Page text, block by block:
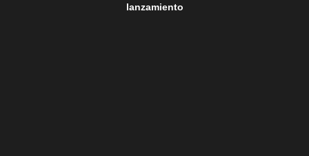
lanzamiento